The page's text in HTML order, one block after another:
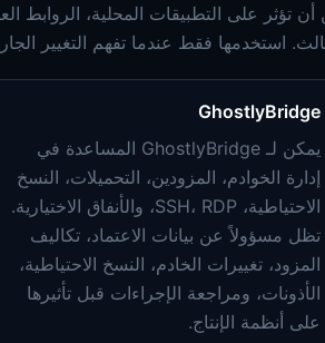
استخدمها فقط عندما تفهم التغيير
GhostlyBridge
يمكن لـ GhostlyBridge المساعدة في
إدارة الخوادم، المزودين، التحميلات، النسخ
الاحتياطية، SSH، RDP، والأنفاق الاختيارية.
تظل مسؤولاً عن بيانات الاعتماد، تكاليف
المزود، تغييرات الخادم، النسخ الاحتياطية،
الأذونات، ومراجعة الإجراءات قبل تأثيرها
على أنظمة الإنتاج.